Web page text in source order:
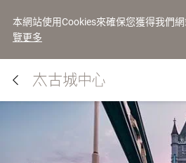
本網站使用Cookies來確保您獲得我們
覽更多